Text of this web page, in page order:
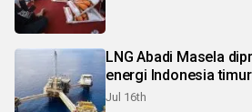
LNG Abadi Masela
energi Indonesia timur
Jul 16th